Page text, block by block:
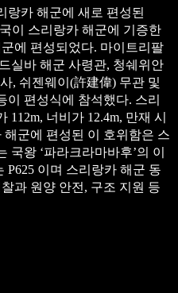
랑카 해군에 새로 편성된
이 스리랑카 해군에 기증한
에 편성되었다. 마이트리팔
실바 해군 사령관, 청쉐위안
, 쉬젠웨이(許建偉) 무관 및
이 편성식에 참석했다. 스리
너비가 12.4m, 만재 시
해군에 편성된 이 호위함은 스
왕 ‘파라크라마바후’의 이
P625 이며 스리랑카 해군 동
과 원양 안전, 구조 지원 등